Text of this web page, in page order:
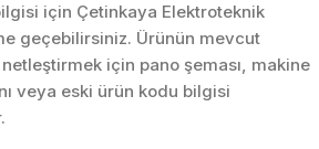
için Çetinkaya Elektroteknik
geçebilirsiniz. Ürünün mevcut
için pano şeması, makine
veya eski ürün kodu bilgisi